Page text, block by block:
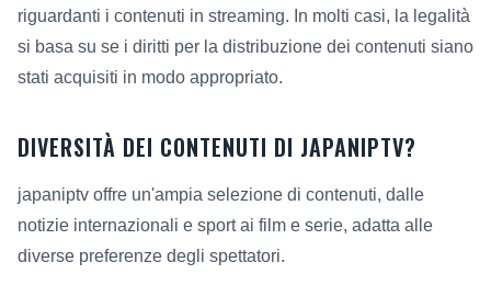
riguardanti i contenuti in streaming. In molti casi, la legalità
si basa su se i diritti per la distribuzione dei contenuti siano
stati acquisiti in modo appropriato.
DIVERSITÀ DEI CONTENUTI DI JAPANIPTV?
japaniptv offre un'ampia selezione di contenuti, dalle
notizie internazionali e sport ai film e serie, adatta alle
diverse preferenze degli spettatori.